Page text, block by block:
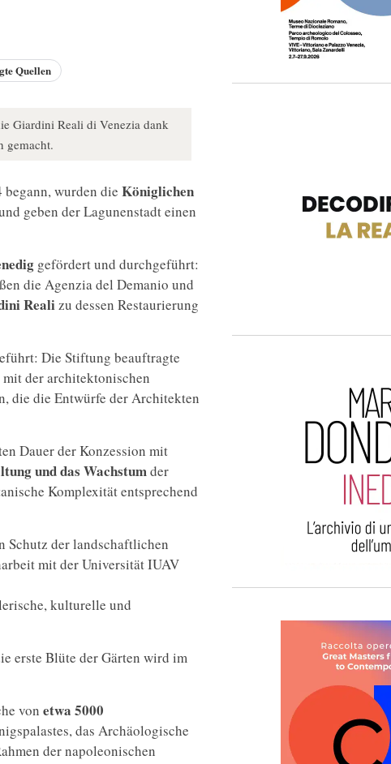
Quellen
Giardini Reali di Venezia dank
gemacht.
begann, wurden die Königlichen
geben der Lagunenstadt einen
gefördert und durchgeführt:
die Agenzia del Demanio und
Realizu dessen Restaurierung
Die Stiftung beauftragte
mit der architektonischen
die die Entwürfe der Architekten
Dauer der Konzession mit
und das Wachstumder
Komplexität entsprechend
Schutz der landschaftlichen
mit der Universität IUAV
kulturelle und
erste Blüte der Gärten wird im
von etwa 5000
das Archäologische
der napoleonischen